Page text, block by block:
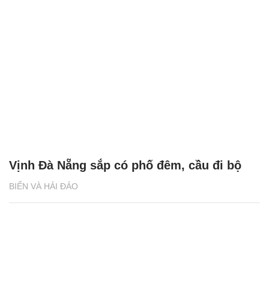
BIỂN VÀ HẢI ĐẢO
Vịnh Đà Nẵng sắp có phố đêm, cầu đi bộ